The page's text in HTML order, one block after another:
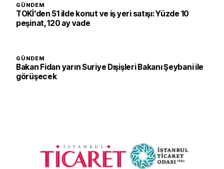
GÜNDEM
TOKİ’den 51 ilde konut ve iş yeri satışı: Yüzde 10
peşinat, 120 ay vade
GÜNDEM
Bakan Fidan yarın Suriye Dışişleri Bakanı Şeybani ile
görüşecek